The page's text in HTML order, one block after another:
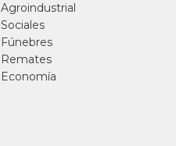
Agroindustrial
Sociales
Fúnebres
Remates
Economía